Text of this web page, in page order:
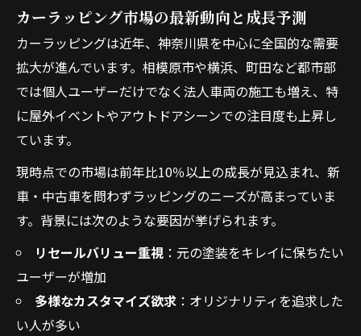
カーラッピング市場の最新動向と成長予測
カーラッピングは近年、神奈川県を中心に全国的な需要
拡大が進んでいます。相模原市や横浜、町田など都市部
では個人ユーザーだけでなく法人車両の施工も増え、特
に屋外イベントやアウトドアシーンでの注目度も上昇し
ています。
現時点での市場は前年比10％以上の成長が見込まれ、新
車・中古車を問わずラッピングのニーズが高まっていま
す。背景には次のような要因が挙げられます。
リセールバリュー重視：元の塗装をキレイに保ちたい
ユーザーが増加
多様なカスタマイズ欲求：オリジナリティを追求した
い人が多い